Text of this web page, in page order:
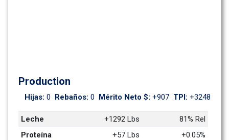
Production
Hijas: 0 Rebaños: 0 Mérito Neto $: +907 TPI: +3248
Leche +1292 Lbs
81% Rel
Proteína
+57 Lbs
+0.05%